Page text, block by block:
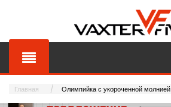
Главная Олимпийка с укороченной молнией